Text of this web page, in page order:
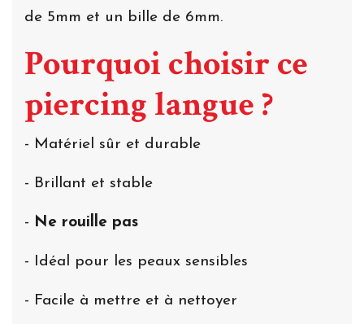
de 5mm et un bille de 6mm.
Pourquoi choisir ce
piercing langue ?
- Matériel sûr et durable
- Brillant et stable
- Ne rouille pas
- Idéal pour les peaux sensibles
- Facile à mettre et à nettoyer